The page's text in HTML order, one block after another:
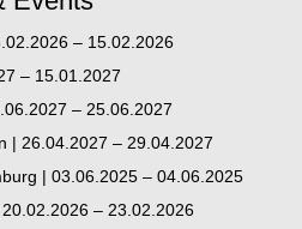
– 15.02.2026
– 15.01.2027
– 25.06.2027
| 26.04.2027 – 29.04.2027
| 03.06.2025 – 04.06.2025
– 23.02.2026